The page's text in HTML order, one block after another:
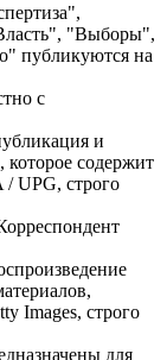
"Выборы",
публикуются на
с
и
которое содержит
UPG, строго
Images, строго
для